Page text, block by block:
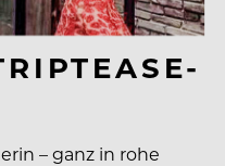
– ganz in rohe